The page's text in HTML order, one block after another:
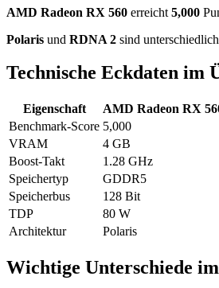
AMD Radeon RX 560 erreicht 5,000
Polaris und RDNA 2 sind
Technische Eckdaten im
Eigenschaft AMD Radeon RX
Benchmark-Score 5,000
VRAM
4 GB
Boost-Takt
1.28 GHz
Speichertyp
GDDR5
Speicherbus
128 Bit
TDP
80 W
Architektur
Polaris
Wichtige Unterschiede